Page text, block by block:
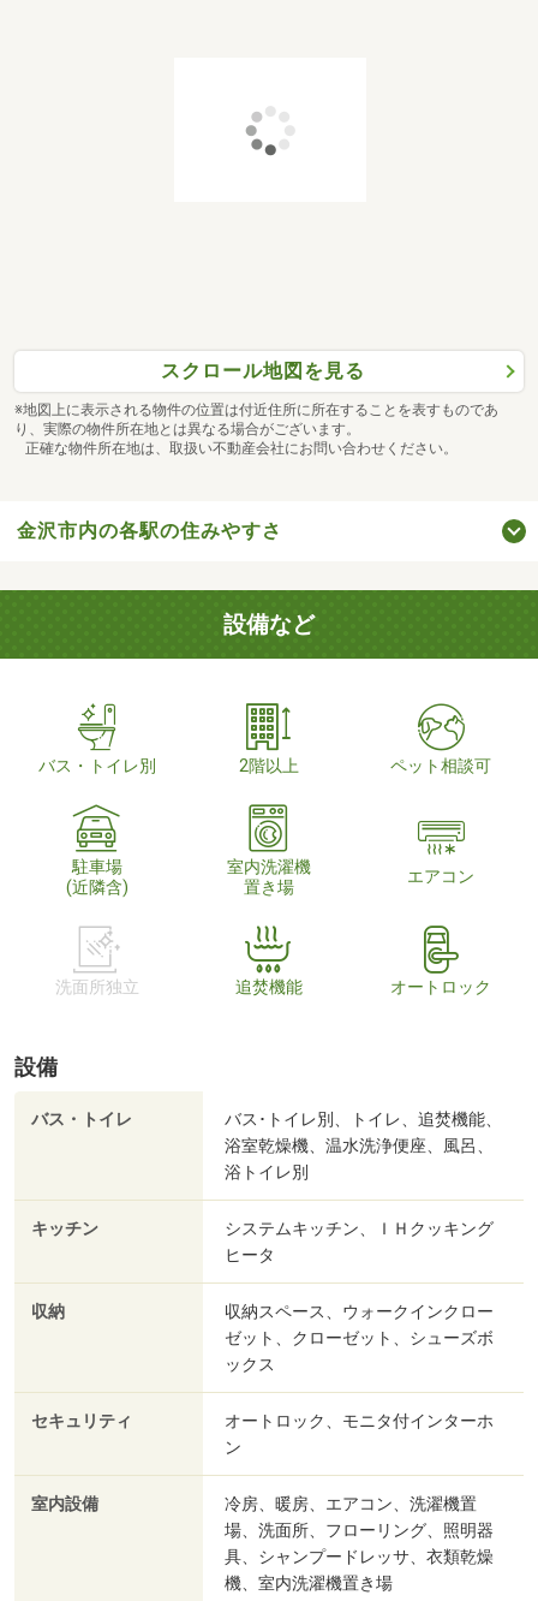
スクロール地図を見る
※地図上に表示される物件の位置は付近住所に所在することを表すものであ
り、実際の物件所在地とは異なる場合がございます。
正確な物件所在地は、取扱い不動産会社にお問い合わせください。
金沢市内の各駅の住みやすさ
設備など
バス・トイレ別 2階以上 ペット相談可
駐車場
(近隣含)
室内洗濯機
置き場
エアコン
洗面所独立 追焚機能 オートロック
設備
バス・トイレ
バス･トイレ別、トイレ、追焚機能、
浴室乾燥機、温水洗浄便座、風呂、
浴トイレ別
キッチン
システムキッチン、ＩＨクッキング
ヒータ
収納
収納スペース、ウォークインクロー
ゼット、クローゼット、シューズボ
ックス
セキュリティ
オートロック、モニタ付インターホ
ン
室内設備
冷房、暖房、エアコン、洗濯機置
場、洗面所、フローリング、照明器
具、シャンプードレッサ、衣類乾燥
機、室内洗濯機置き場